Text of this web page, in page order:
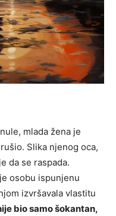
mlada žena je
Slika njenog oca,
da se raspada.
osobu ispunjenu
izvršavala vlastitu
bio samo šokantan,